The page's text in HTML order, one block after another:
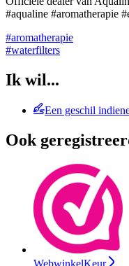
#aqualine #aromatherapie
#aromatherapie
#waterfilters
Ik wil...
Een geschil
Ook